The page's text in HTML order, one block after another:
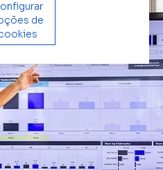
a
de